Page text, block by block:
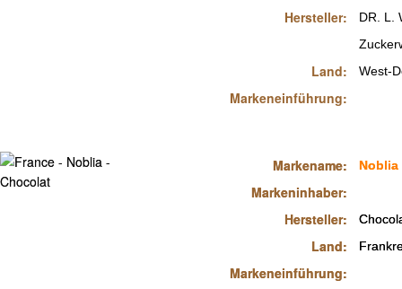
Hersteller:
Land:
Markeneinführung:
DR. L.
West-
Markename:
Markeninhaber:
Hersteller:
Land:
Markeneinführung:
Noblia
Markename:
Markeninhaber:
Hersteller:
Land:
Markeneinführung:
Noblia